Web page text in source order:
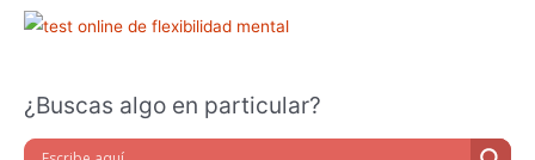
¿Buscas algo en particular?